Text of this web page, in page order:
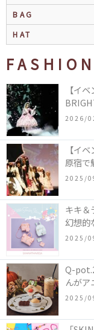
BAG
HAT
【イ
2026/
【イ
原宿で
2025/
キキ＆
幻想的
ツイン
2025/
Q-
んが
ーキア
「か
2025/